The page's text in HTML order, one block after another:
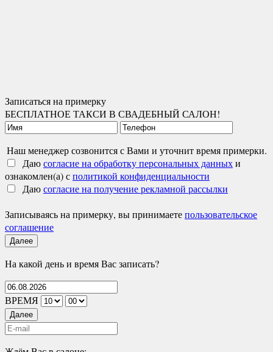
Записаться на примерку
БЕСПЛАТНОЕ ТАКСИ В СВАДЕБНЫЙ САЛОН!
Наш менеджер созвонится с Вами и уточнит время примерки.
Даюсогласие на обработку персональных данныхи
ознакомлен(а) сполитикой конфиденциальности
Даюсогласие на получение рекламной рассылки
Записываясь на примерку, вы принимаетепользовательское
соглашение
Далее
На какой день и время Вас записать?
ВРЕМЯ
Далее